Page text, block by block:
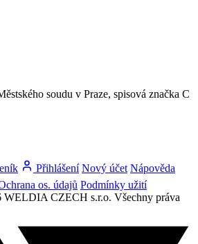
soudu v Praze, spisová značka C
Přihlášení Nový účet Nápověda
os. údajů Podmínky užití
CZECH s.r.o. Všechny práva